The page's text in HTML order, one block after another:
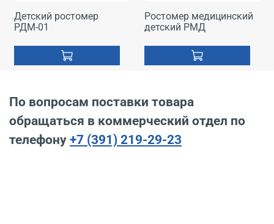
Детский ростомер
РДМ-01
Ростомер медицинский
детский РМД
По вопросам поставки товара
обращаться в коммерческий отдел по
телефону +7 (391) 219-29-23